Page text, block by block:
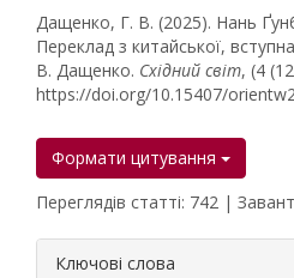
Дащенко, Г. В. (2025). Нань
Переклад з китайської,
В. Дащенко. Східний світ, (4
https://doi.org/10.15407/
Формати цитування
Переглядів статті: 742 |
Ключові слова